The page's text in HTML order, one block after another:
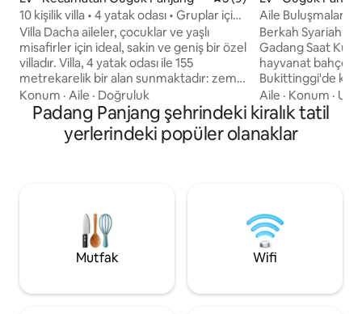
10 kişilik villa • 4 yatak odası • Gruplar için
mükemmel
Villa Dacha aileler, çocuklar ve yaşlı
misafirler için ideal, sakin ve geniş bir özel
villadır. Villa, 4 yatak odası ile 155
metrekarelik bir alan sunmaktadır: zemin
katta 3 yatak odası ve üst katta 1 yatak
odası bulunmaktadır, bu da merdivensiz
kolay erişimi tercih eden misafirler için
özellikle konforludur. Geniş bir oturma
çıkarın. Sessiz bir sokakta yer alıyor. Şehir
merkezine arabayla 5-7 dakika.
Konum · Aile · Doğruluk
Aile Buluşmaları
Yer
Berkah Syariah
Gadang Saat
hayvanat
Bukittinggi'de
Bu tatil evi Hatta
mesafededir. Evde 3 yatak odası, 2 banyo
ve buzdolabı,
çamaşır
Kelurga için
Konum konutta
Aile · Konum ·
Padang Panjang şehrindeki kiralık tatil
yerlerindeki popüler olanaklar
Mutfak Wifi